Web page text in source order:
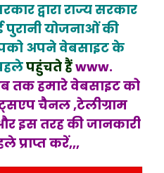
द्वारा राज्य सरकार
पुरानी योजनाओं की
अपने वेबसाइट के
पहुंचते हैंwww.
तक हमारे वेबसाइट को
चैनल ,टेलीग्राम
इस तरह की जानकारी
प्राप्त करें,,,